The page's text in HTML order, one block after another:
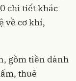
chi tiết khác
về cơ khí,
gồm tiền dành
thuê